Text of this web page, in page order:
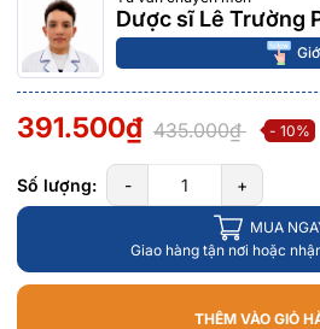
Dược sĩ Lê Trường
391.500₫ 435.000₫ - 10%
Số lượng: - +
MUA
Giao hàng tận nơi hoặc
THÊM VÀO GIỎ